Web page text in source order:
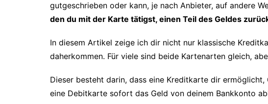
gutgeschrieben oder kann, je nach Anbieter, auf andere
den du mit der Karte tätigst, einen Teil des Geldes
In diesem Artikel zeige ich dir nicht nur klassische
daherkommen. Für viele sind beide Kartenarten gleich,
Dieser besteht darin, dass eine Kreditkarte dir
eine Debitkarte sofort das Geld von deinem Bankkonto